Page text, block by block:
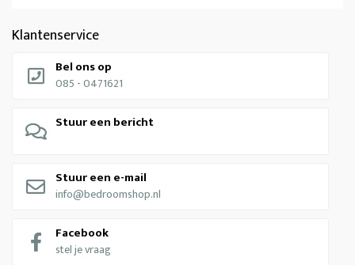
Klantenservice
Bel ons op
085 - 0471621
Stuur een bericht
Stuur een e-mail
info@bedroomshop.nl
Facebook
stel je vraag